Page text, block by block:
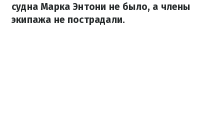
судна Марка Энтони не было, а члены
экипажа не пострадали.